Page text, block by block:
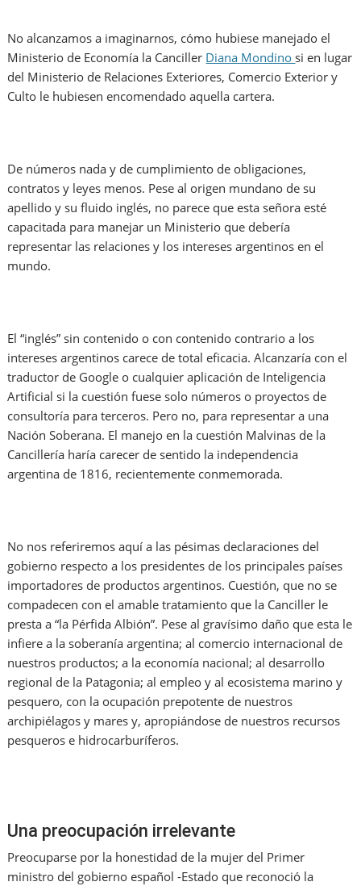
No alcanzamos a imaginarnos, cómo hubiese manejado el
Ministerio de Economía la Canciller Diana Mondino si en lugar
del Ministerio de Relaciones Exteriores, Comercio Exterior y
Culto le hubiesen encomendado aquella cartera.
De números nada y de cumplimiento de obligaciones,
contratos y leyes menos. Pese al origen mundano de su
apellido y su fluido inglés, no parece que esta señora esté
capacitada para manejar un Ministerio que debería
representar las relaciones y los intereses argentinos en el
mundo.
El “inglés” sin contenido o con contenido contrario a los
intereses argentinos carece de total eficacia. Alcanzaría con el
traductor de Google o cualquier aplicación de Inteligencia
Artificial si la cuestión fuese solo números o proyectos de
consultoría para terceros. Pero no, para representar a una
Nación Soberana. El manejo en la cuestión Malvinas de la
Cancillería haría carecer de sentido la independencia
argentina de 1816, recientemente conmemorada.
No nos referiremos aquí a las pésimas declaraciones del
gobierno respecto a los presidentes de los principales países
importadores de productos argentinos. Cuestión, que no se
compadecen con el amable tratamiento que la Canciller le
presta a “la Pérfida Albión”. Pese al gravísimo daño que esta le
infiere a la soberanía argentina; al comercio internacional de
nuestros productos; a la economía nacional; al desarrollo
regional de la Patagonia; al empleo y al ecosistema marino y
pesquero, con la ocupación prepotente de nuestros
archipiélagos y mares y, apropiándose de nuestros recursos
pesqueros e hidrocarburíferos.
Una preocupación irrelevante
Preocuparse por la honestidad de la mujer del Primer
ministro del gobierno español -Estado que reconoció la